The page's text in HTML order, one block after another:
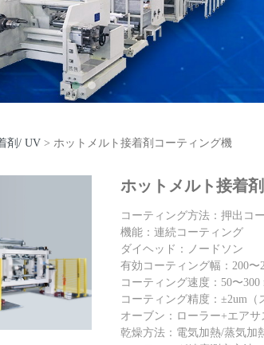
ト接着剤コー
剤/ UV > ホットメルト接着剤コーティング機
ホットメルト接着
コーティング方法：押出コ
機能：連続コーティング
ダイヘッド：ノードソン
有効コーティング幅：200
コーティング速度：50〜
コーティング精度：±2um
オーブン：ローラー+エア
乾燥方法：電気加熱/蒸気